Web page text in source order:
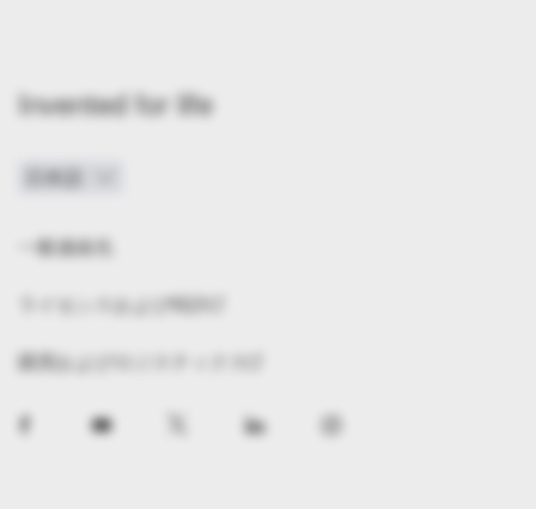
Invented for life
一般連絡先
ライセンスおよび特許
購買およびロジスティクス